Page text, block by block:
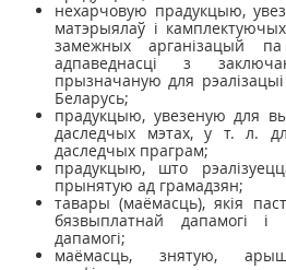
нехарчовую прадукцыю,
матэрыялаў і
замежных арганізацый
адпаведнасці з
прызначаную для рэалізацыі
Беларусь;
прадукцыю, увезеную для
даследчых мэтах, у т. л.
даследчых праграм;
прадукцыю, што
прынятую ад грамадзян;
тавары (маёмасць), якія
бязвыплатнай дапамогі і
дапамогі;
маёмасць, знятую,